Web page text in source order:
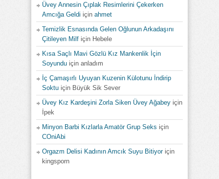
Üvey Annesin Çıplak Resimlerini Çekerken
Amcığa Geldi için ahmet
Temizlik Esnasında Gelen Oğlunun Arkadaşını
Çitileyen Milf için Hebele
Kısa Saçlı Mavi Gözlü Kız Mankenlik İçin
Soyundu için anladım
İç Çamaşırlı Uyuyan Kuzenin Külotunu İndirip
Soktu için Büyük Sik Sever
Üvey Kız Kardeşini Zorla Siken Üvey Ağabey için
İpek
Minyon Barbi Kızlarla Amatör Grup Seks için
COniAbi
Orgazm Delisi Kadının Amcık Suyu Bitiyoriçin
kingsporn